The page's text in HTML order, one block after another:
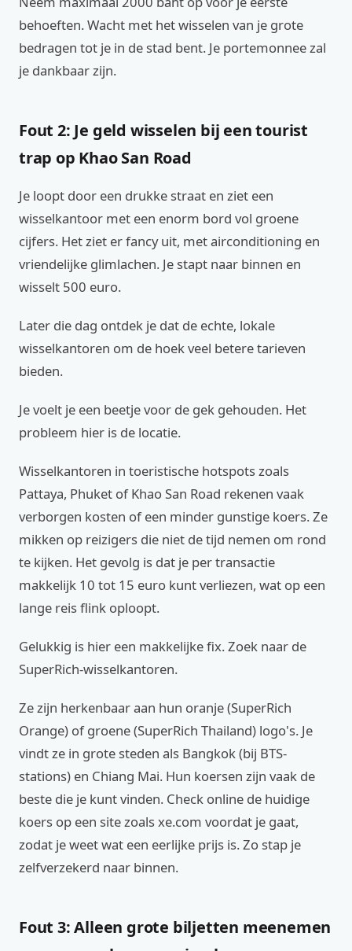
behoeften. Wacht met het wisselen van je grote
bedragen tot je in de stad bent. Je portemonnee zal
je dankbaar zijn.
Fout 2: Je geld wisselen bij een tourist
trap op Khao San Road
Je loopt door een drukke straat en ziet een
wisselkantoor met een enorm bord vol groene
cijfers. Het ziet er fancy uit, met airconditioning en
vriendelijke glimlachen. Je stapt naar binnen en
wisselt 500 euro.
Later die dag ontdek je dat de echte, lokale
wisselkantoren om de hoek veel betere tarieven
bieden.
Je voelt je een beetje voor de gek gehouden. Het
probleem hier is de locatie.
Wisselkantoren in toeristische hotspots zoals
Pattaya, Phuket of Khao San Road rekenen vaak
verborgen kosten of een minder gunstige koers. Ze
mikken op reizigers die niet de tijd nemen om rond
te kijken. Het gevolg is dat je per transactie
makkelijk 10 tot 15 euro kunt verliezen, wat op een
lange reis flink oploopt.
Gelukkig is hier een makkelijke fix. Zoek naar de
SuperRich-wisselkantoren.
Ze zijn herkenbaar aan hun oranje (SuperRich
Orange) of groene (SuperRich Thailand) logo's. Je
vindt ze in grote steden als Bangkok (bij BTS-
stations) en Chiang Mai. Hun koersen zijn vaak de
beste die je kunt vinden. Check online de huidige
koers op een site zoals xe.com voordat je gaat,
zodat je weet wat een eerlijke prijs is. Zo stap je
zelfverzekerd naar binnen.
Fout 3: Alleen grote biljetten meenemen